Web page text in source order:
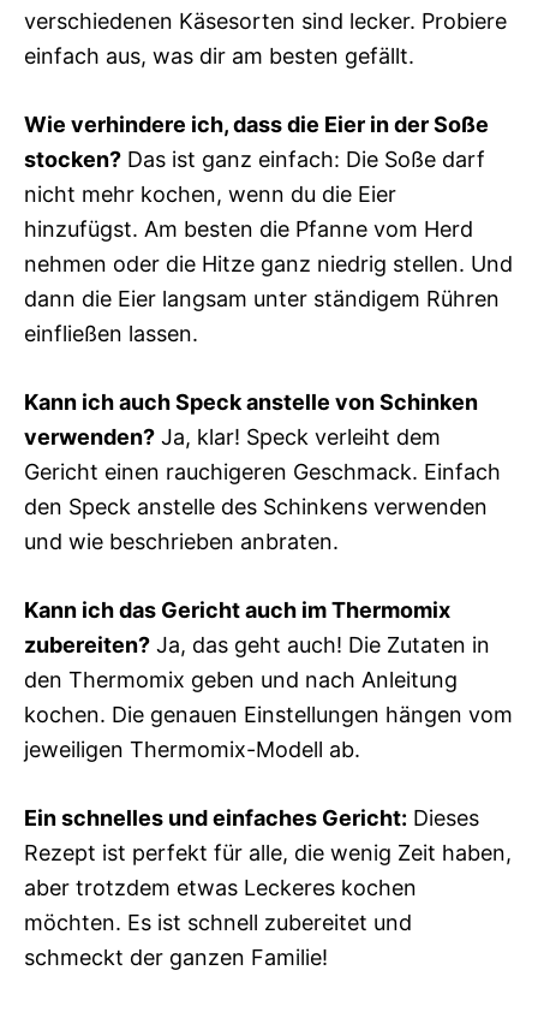
verschiedenen Käsesorten sind lecker. Probiere
einfach aus, was dir am besten gefällt.
Wie verhindere ich, dass die Eier in der Soße
stocken? Das ist ganz einfach: Die Soße darf
nicht mehr kochen, wenn du die Eier
hinzufügst. Am besten die Pfanne vom Herd
nehmen oder die Hitze ganz niedrig stellen. Und
dann die Eier langsam unter ständigem Rühren
einfließen lassen.
Kann ich auch Speck anstelle von Schinken
verwenden? Ja, klar! Speck verleiht dem
Gericht einen rauchigeren Geschmack. Einfach
den Speck anstelle des Schinkens verwenden
und wie beschrieben anbraten.
Kann ich das Gericht auch im Thermomix
zubereiten? Ja, das geht auch! Die Zutaten in
den Thermomix geben und nach Anleitung
kochen. Die genauen Einstellungen hängen vom
jeweiligen Thermomix-Modell ab.
Ein schnelles und einfaches Gericht: Dieses
Rezept ist perfekt für alle, die wenig Zeit haben,
aber trotzdem etwas Leckeres kochen
möchten. Es ist schnell zubereitet und
schmeckt der ganzen Familie!